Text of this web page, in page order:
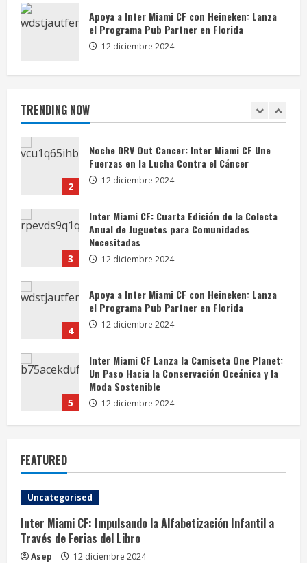
TRENDING NOW
Infantil a Través de Ferias del Libro
12 diciembre 2024
2
Noche DRV Out Cancer: Inter Miami CF Une
3
Inter Miami CF: Cuarta Edición de la Colecta
Anual de Juguetes para Comunidades
Necesitadas
12 diciembre 2024
4
Apoya a Inter Miami CF con Heineken: Lanza
el Programa Pub Partner en Florida
5
Inter Miami CF Lanza la Camiseta One Planet:
Un Paso Hacia la Conservación Oceánica y la
Moda Sostenible
12 diciembre 2024
1
Inter Miami CF: Impulsando la Alfabetización
Infantil a Través de Ferias del Libro
2
3
Inter Miami CF: Cuarta Edición de la Colecta
Anual de Juguetes para Comunidades
Necesitadas
Apoya a Inter Miami CF con Heineken: Lanza
el Programa Pub Partner en Florida
12 diciembre 2024
FEATURED
Uncategorised
Inter Miami CF: Impulsando la Alfabetización Infantil a
Través de Ferias del Libro
Asep 12 diciembre 2024